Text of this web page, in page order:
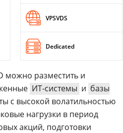
VPSVDS
Dedicated
можно разместить и
ИТ-системы и базы
с высокой волатильностью
нагрузки в период
акций, подготовки